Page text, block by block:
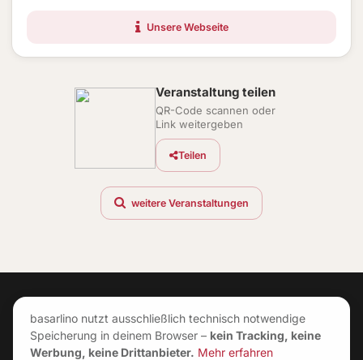
Unsere Webseite
Veranstaltung teilen
QR-Code scannen oder
Link weitergeben
Teilen
weitere Veranstaltungen
basarlino nutzt ausschließlich technisch notwendige
Speicherung in deinem Browser – kein Tracking, keine
Werbung, keine Drittanbieter. Mehr erfahren